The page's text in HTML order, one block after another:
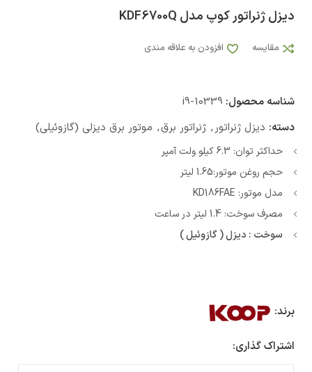
دیزل ژنراتور کوپ مدل KDF6700Q
مقایسه افزودن به علاقه مندی
شناسه محصول: i9-10339
دسته: دیزل ژنراتور, ژنراتور برق, موتور برق دیزلی (گازوئیلی)
حداکثر توان: 6.3 کیلو ولت آمپر
حجم روغن موتور:1.65 لیتر
مدل موتور: KD186FAE
مصرف سوخت: 1.4 لیتر در ساعت
سوخت : دیزل ( گازوئیل )
برند:
اشتراک گذاری: